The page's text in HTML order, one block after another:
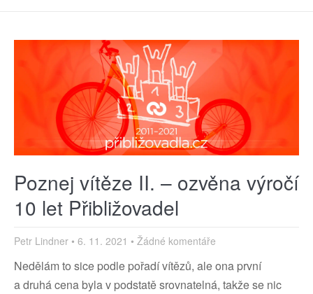
Poznej vítěze II. – ozvěna výročí
10 let Přibližovadel
Petr Lindner 6. 11. 2021 Žádné komentáře
Nedělám to sice podle pořadí vítězů, ale ona první
a druhá cena byla v podstatě srovnatelná, takže se nic